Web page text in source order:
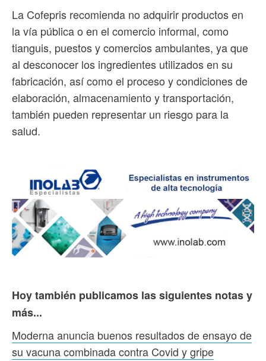
La Cofepris recomienda no adquirir productos en
la vía pública o en el comercio informal, como
tianguis, puestos y comercios ambulantes, ya que
al desconocer los ingredientes utilizados en su
fabricación, así como el proceso y condiciones de
elaboración, almacenamiento y transportación,
también pueden representar un riesgo para la
salud.
Hoy también publicamos las siguientes notas y
más...
Moderna anuncia buenos resultados de ensayo de
su vacuna combinada contra Covid y gripe